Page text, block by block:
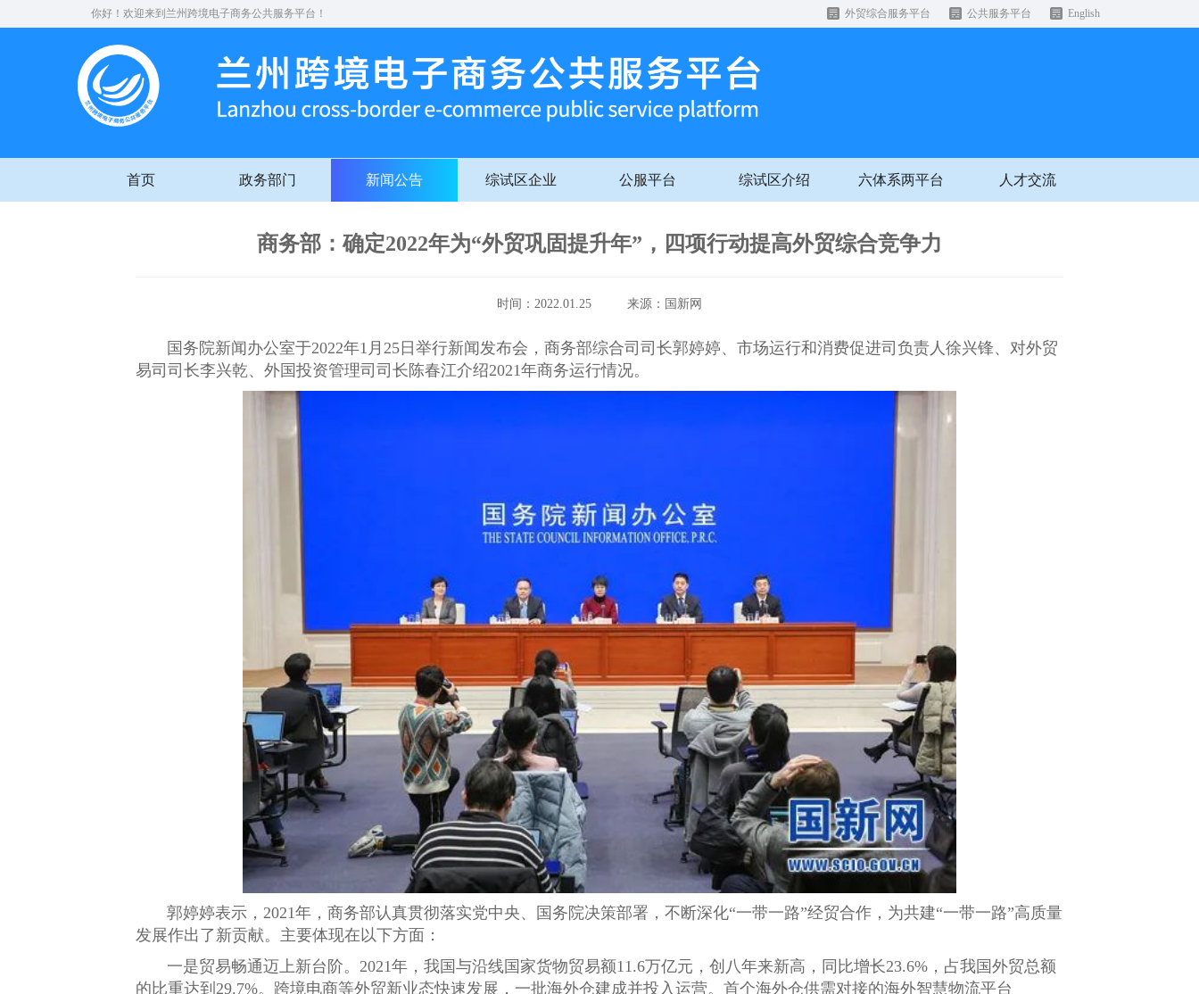
你好！欢迎来到兰州跨境电子商务公共服务平台！ 外贸综合服务平台 公共服务平台 English
首页 政务部门 新闻公告 综试区企业 公服平台 综试区介绍 六体系两平台 人才交流
商务部：确定2022年为“外贸巩固提升年”，四项行动提高外贸综合竞争力
时间：2022.01.25 来源：国新网
国务院新闻办公室于2022年1月25日举行新闻发布会，商务部综合司司长郭婷婷、市场运行和消费促进司负责人徐兴锋、对外贸
易司司长李兴乾、外国投资管理司司长陈春江介绍2021年商务运行情况。
郭婷婷表示，2021年，商务部认真贯彻落实党中央、国务院决策部署，不断深化“一带一路”经贸合作，为共建“一带一路”高质量
发展作出了新贡献。主要体现在以下方面：
一是贸易畅通迈上新台阶。2021年，我国与沿线国家货物贸易额11.6万亿元，创八年来新高，同比增长23.6%，占我国外贸总额
的比重达到29.7%。跨境电商等外贸新业态快速发展，一批海外仓建成并投入运营。首个海外仓供需对接的海外智慧物流平台